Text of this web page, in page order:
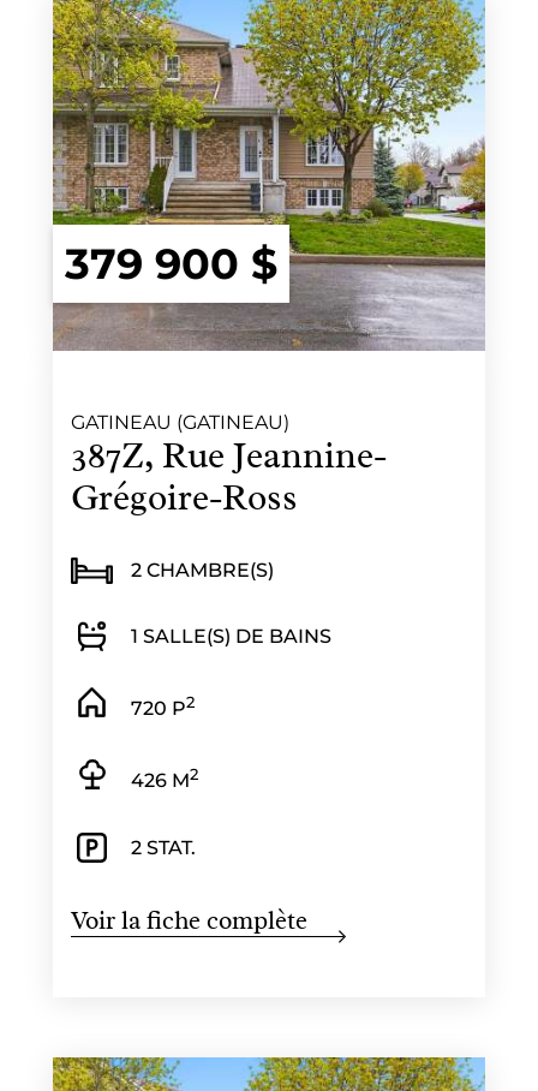
379 900 $
GATINEAU (GATINEAU)
387Z, Rue Jeannine-
Grégoire-Ross
2 CHAMBRE(S)
1 SALLE(S) DE BAINS
720 P2
426 M2
2 STAT.
Voir la fiche complète